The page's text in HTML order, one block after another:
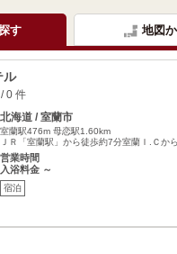
す 地図
ル
0 件
北海道 / 室蘭市
室蘭駅476m 母恋駅1.60km
ＪＲ「室蘭駅」から徒歩約7分室蘭Ｉ.Ｃか
営業時間
入浴料金 ～
宿泊